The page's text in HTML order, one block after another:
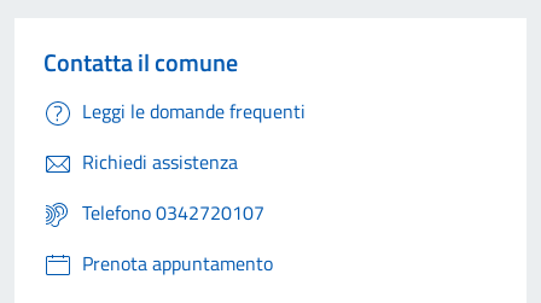
Contatta il comune
Leggi le domande frequenti
Richiedi assistenza
Telefono 0342720107
Prenota appuntamento